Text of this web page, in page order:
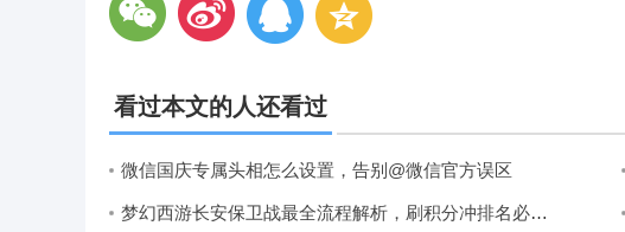
看过本文的人还看过
微信国庆专属头相怎么设置，告别@微信官方误区
梦幻西游长安保卫战最全流程解析，刷积分冲排名必备攻略